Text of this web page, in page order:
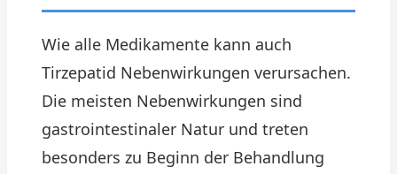
Wie alle Medikamente kann auch
Tirzepatid Nebenwirkungen verursachen.
Die meisten Nebenwirkungen sind
gastrointestinaler Natur und treten
besonders zu Beginn der Behandlung